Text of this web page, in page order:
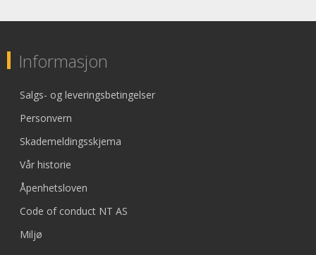
Informasjon
Salgs- og leveringsbetingelser
Personvern
Skademeldingsskjema
Vår historie
Åpenhetsloven
Code of conduct NT AS
Miljø